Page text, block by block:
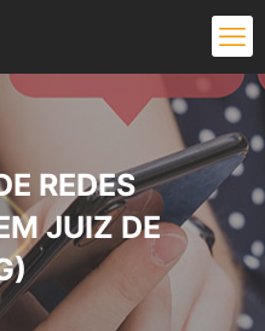
REDES
JUIZ DE